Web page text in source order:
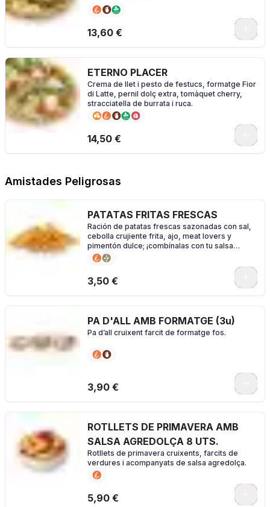
13,60 €
ETERNO PLACER
Crema de llet i pesto de festucs, formatge Fior
di Latte, pernil dolç extra, tomàquet cherry,
stracciatella de burrata i ruca.
14,50 €
Amistades Peligrosas
PATATAS FRITAS FRESCAS
Ración de patatas frescas sazonadas con sal,
cebolla crujiente frita, ajo, meat lovers y
pimentón dulce; ¡combínalas con tu salsa
favorita!
3,50 €
PA D'ALL AMB FORMATGE (3u)
Pa d’all cruixent farcit de formatge fos.
3,90 €
ROTLLETS DE PRIMAVERA AMB
SALSA AGREDOLÇA 8 UTS.
Rotllets de primavera cruixents, farcits de
verdures i acompanyats de salsa agredolça.
5,90 €